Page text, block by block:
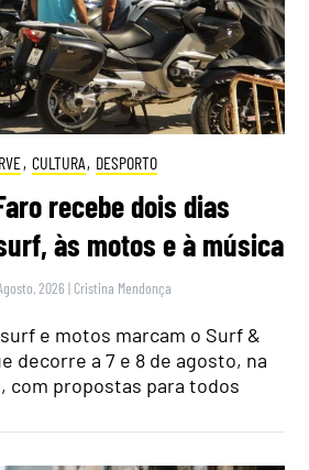
, CULTURA, DESPORTO
recebe dois dias
às motos e à música
2026 | Cristina Mendonça
e motos marcam o Surf &
decorre a 7 e 8 de agosto, na
com propostas para todos